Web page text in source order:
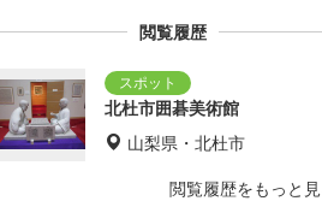
閲覧履歴
北杜市囲碁美術館
山梨県・北杜市
閲覧履歴をもっと